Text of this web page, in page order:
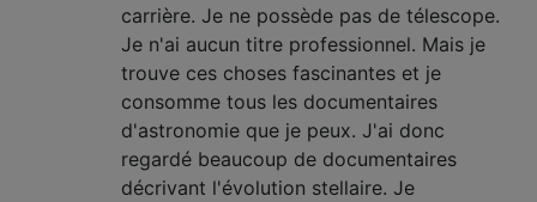
carrière. Je ne possède pas de télescope.
Je n'ai aucun titre professionnel. Mais je
trouve ces choses fascinantes et je
consomme tous les documentaires
d'astronomie que je peux. J'ai donc
regardé beaucoup de documentaires
décrivant l'évolution stellaire. Je